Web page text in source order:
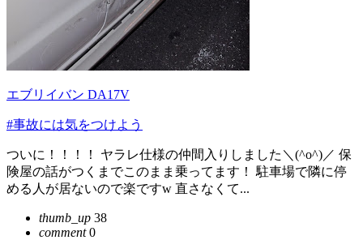
エブリイバン DA17V
#事故には気をつけよう
ついに！！！！ ヤラレ仕様の仲間入りしました＼(^o^)／ 保
険屋の話がつくまでこのまま乗ってます！ 駐車場で隣に停
める人が居ないので楽ですw 直さなくて...
thumb_up 38
comment0